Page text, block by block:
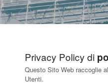
Privacy Policy di
Questo Sito Web raccoglie
Utenti.